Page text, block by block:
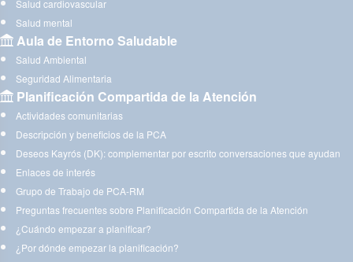
Salud cardiovascular
Salud mental
Aula de Entorno Saludable
Salud Ambiental
Seguridad Alimentaria
Planificación Compartida de la Atención
Actividades comunitarias
Descripción y beneficios de la PCA
Deseos Kayrós (DK): complementar por escrito conversaciones que ayudan
Enlaces de interés
Grupo de Trabajo de PCA-RM
Preguntas frecuentes sobre Planificación Compartida de la Atención
¿Cuándo empezar a planificar?
¿Por dónde empezar la planificación?